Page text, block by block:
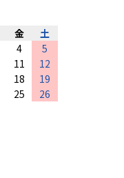
金
土
4
5
11
12
18
19
25
26